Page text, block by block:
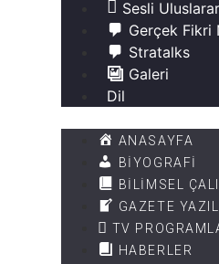
Sesli
Gerçek Fikri
Stratalks
Galeri
Dil
ANASAYFA
BIYOGRAFI
BILIMSEL
GAZETE
TV
HABERLER